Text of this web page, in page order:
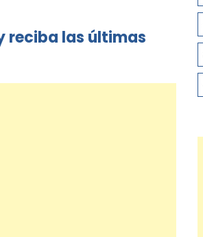
y reciba las últimas